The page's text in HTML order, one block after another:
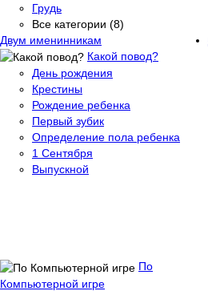
Грудь
Все категории (8)
Двум именинникам
Какой повод?
День рождения
Крестины
Рождение ребенка
Первый зубик
Определение пола ребенка
1 Сентября
Выпускной
По
Компьютерной игре